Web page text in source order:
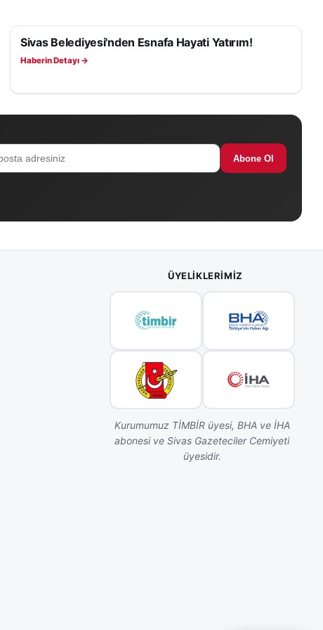
SAĞLIK
Sivas Belediyesi'nden Esnafa Hayati Yatırım!
Haberin Detayı →
Abone Ol
ÜYELIKLERIMIZ
Kurumumuz TİMBİR üyesi, BHA ve İHA
abonesi ve Sivas Gazeteciler Cemiyeti
üyesidir.